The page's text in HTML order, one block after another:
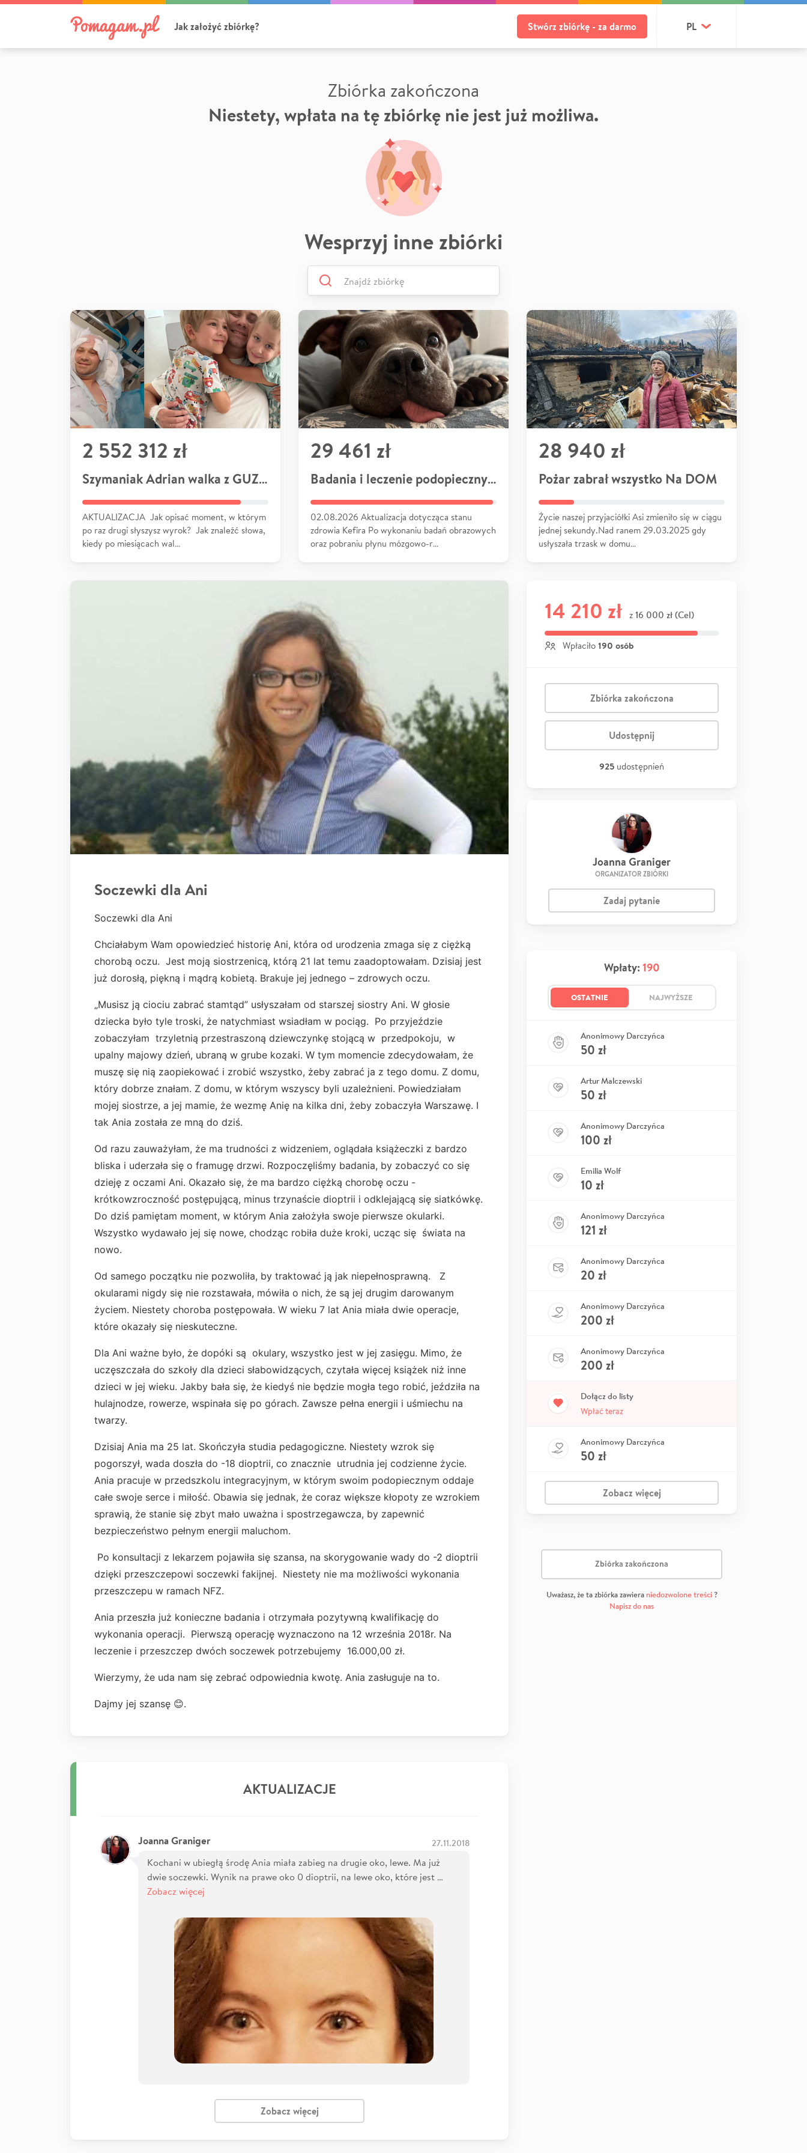
Jak założyć zbiórkę? Stwórz zbiórkę - za darmo PL
Zbiórka zakończona
Niestety, wpłata na tę zbiórkę nie jest już możliwa.
Wesprzyj inne zbiórki
2 552 312 zł
Szymaniak Adrian walka z GUZEM
AKTUALIZACJA Jak opisać moment, w którym
po raz drugi słyszysz wyrok? Jak znaleźć słowa,
kiedy po miesiącach wal…
29 461 zł
Badania i leczenie podopiecznych
02.08.2026 Aktualizacja dotycząca stanu
zdrowia Kefira Po wykonaniu badań obrazowych
oraz pobraniu płynu mózgowo-r…
28 940 zł
Pożar zabrał wszystko Na DOM
Życie naszej przyjaciółki Asi zmieniło się w ciągu
jednej sekundy.Nad ranem 29.03.2025 gdy
usłyszała trzask w domu…
Soczewki dla Ani
Soczewki dla Ani
Chciałabym Wam opowiedzieć historię Ani, która od urodzenia zmaga się z ciężką
chorobą oczu. Jest moją siostrzenicą, którą 21 lat temu zaadoptowałam. Dzisiaj jest
już dorosłą, piękną i mądrą kobietą. Brakuje jej jednego – zdrowych oczu.
„Musisz ją ciociu zabrać stamtąd” usłyszałam od starszej siostry Ani. W głosie
dziecka było tyle troski, że natychmiast wsiadłam w pociąg. Po przyjeździe
zobaczyłam trzyletnią przestraszoną dziewczynkę stojącą w przedpokoju, w
upalny majowy dzień, ubraną w grube kozaki. W tym momencie zdecydowałam, że
muszę się nią zaopiekować i zrobić wszystko, żeby zabrać ja z tego domu. Z domu,
który dobrze znałam. Z domu, w którym wszyscy byli uzależnieni. Powiedziałam
mojej siostrze, a jej mamie, że wezmę Anię na kilka dni, żeby zobaczyła Warszawę. I
tak Ania została ze mną do dziś.
Od razu zauważyłam, że ma trudności z widzeniem, oglądała książeczki z bardzo
bliska i uderzała się o framugę drzwi. Rozpoczęliśmy badania, by zobaczyć co się
dzieję z oczami Ani. Okazało się, że ma bardzo ciężką chorobę oczu -
krótkowzroczność postępującą, minus trzynaście dioptrii i odklejającą się siatkówkę.
Do dziś pamiętam moment, w którym Ania założyła swoje pierwsze okularki.
Wszystko wydawało jej się nowe, chodząc robiła duże kroki, ucząc się świata na
nowo.
Od samego początku nie pozwoliła, by traktować ją jak niepełnosprawną. Z
okularami nigdy się nie rozstawała, mówiła o nich, że są jej drugim darowanym
życiem. Niestety choroba postępowała. W wieku 7 lat Ania miała dwie operacje,
które okazały się nieskuteczne.
Dla Ani ważne było, że dopóki są okulary, wszystko jest w jej zasięgu. Mimo, że
uczęszczała do szkoły dla dzieci słabowidzących, czytała więcej książek niż inne
dzieci w jej wieku. Jakby bała się, że kiedyś nie będzie mogła tego robić, jeździła na
hulajnodze, rowerze, wspinała się po górach. Zawsze pełna energii i uśmiechu na
twarzy.
Dzisiaj Ania ma 25 lat. Skończyła studia pedagogiczne. Niestety wzrok się
pogorszył, wada doszła do -18 dioptrii, co znacznie utrudnia jej codzienne życie.
Ania pracuje w przedszkolu integracyjnym, w którym swoim podopiecznym oddaje
całe swoje serce i miłość. Obawia się jednak, że coraz większe kłopoty ze wzrokiem
sprawią, że stanie się zbyt mało uważna i spostrzegawcza, by zapewnić
bezpieczeństwo pełnym energii maluchom.
Po konsultacji z lekarzem pojawiła się szansa, na skorygowanie wady do -2 dioptrii
dzięki przeszczepowi soczewki fakijnej. Niestety nie ma możliwości wykonania
przeszczepu w ramach NFZ.
Ania przeszła już konieczne badania i otrzymała pozytywną kwalifikację do
wykonania operacji. Pierwszą operację wyznaczono na 12 września 2018r. Na
leczenie i przeszczep dwóch soczewek potrzebujemy 16.000,00 zł.
Wierzymy, że uda nam się zebrać odpowiednia kwotę. Ania zasługuje na to.
Dajmy jej szansę 😊.
AKTUALIZACJE
Joanna Graniger 27.11.2018
Kochani w ubiegłą środę Ania miała zabieg na drugie oko, lewe. Ma już
dwie soczewki. Wynik na prawe oko 0 dioptrii, na lewe oko, które jest …
Zobacz więcej
Zobacz więcej
14 210 zł z 16 000 zł (Cel)
Wpłaciło 190 osób
Zbiórka zakończona
Udostępnij
925 udostępnień
Joanna Graniger
ORGANIZATOR ZBIÓRKI
Zadaj pytanie
Wpłaty: 190
OSTATNIE NAJWYŻSZE
Anonimowy Darczyńca
50 zł
Artur Malczewski
50 zł
Anonimowy Darczyńca
100 zł
Emilia Wolf
10 zł
Anonimowy Darczyńca
121 zł
Anonimowy Darczyńca
20 zł
Anonimowy Darczyńca
200 zł
Anonimowy Darczyńca
200 zł
Dołącz do listy
Wpłać teraz
Anonimowy Darczyńca
50 zł
Zobacz więcej
Zbiórka zakończona
Uważasz, że ta zbiórka zawiera niedozwolone treści?
Napisz do nas